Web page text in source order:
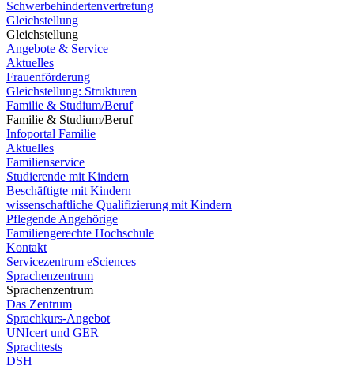
Schwerbehindertenvertretung
Gleichstellung
Gleichstellung
Angebote & Service
Aktuelles
Frauenförderung
Gleichstellung: Strukturen
Familie & Studium/Beruf
Familie & Studium/Beruf
Infoportal Familie
Aktuelles
Familienservice
Studierende mit Kindern
Beschäftigte mit Kindern
wissenschaftliche Qualifizierung mit Kindern
Pflegende Angehörige
Familiengerechte Hochschule
Kontakt
Servicezentrum eSciences
Sprachenzentrum
Sprachenzentrum
Das Zentrum
Sprachkurs-Angebot
UNIcert und GER
Sprachtests
DSH